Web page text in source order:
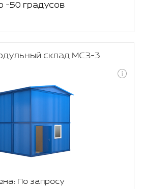
-50 градусов
склад МСЗ-3
По запросу